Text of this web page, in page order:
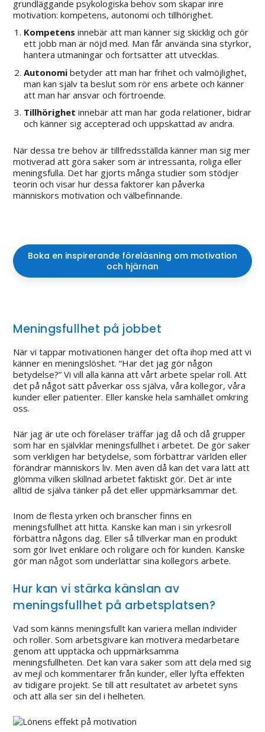
grundläggande psykologiska behov som skapar inre
motivation: kompetens, autonomi och tillhörighet.
Kompetens innebär att man känner sig skicklig och gör
ett jobb man är nöjd med. Man får använda sina styrkor,
hantera utmaningar och fortsätter att utvecklas.
Autonomibetyder att man har frihet och valmöjlighet,
man kan själv ta beslut som rör ens arbete och känner
att man har ansvar och förtroende.
Tillhörighet innebär att man har goda relationer, bidrar
och känner sig accepterad och uppskattad av andra.
När dessa tre behov är tillfredsställda känner man sig mer
motiverad att göra saker som är intressanta, roliga eller
meningsfulla. Det har gjorts många studier som stödjer
teorin och visar hur dessa faktorer kan påverka
människors motivation och välbefinnande.
Boka en inspirerande föreläsning om motivation
och hjärnan
Meningsfullhet på jobbet
När vi tappar motivationen hänger det ofta ihop med att vi
känner en meningslöshet. “Har det jag gör någon
betydelse?” Vi vill alla känna att vårt arbete spelar roll. Att
det på något sätt påverkar oss själva, våra kollegor, våra
kunder eller patienter. Eller kanske hela samhället omkring
oss.
När jag är ute och föreläser träffar jag då och då grupper
som har en självklar meningsfullhet i arbetet. De gör saker
som verkligen har betydelse, som förbättrar världen eller
förändrar människors liv. Men även då kan det vara lätt att
glömma vilken skillnad arbetet faktiskt gör. Det är inte
alltid de själva tänker på det eller uppmärksammar det.
Inom de flesta yrken och branscher finns en
meningsfullhet att hitta. Kanske kan man i sin yrkesroll
förbättra någons dag. Eller så tillverkar man en produkt
som gör livet enklare och roligare och för kunden. Kanske
gör man något som underlättar sina kollegors arbete.
Hur kan vi stärka känslan av
meningsfullhet på arbetsplatsen?
Vad som känns meningsfullt kan variera mellan individer
och roller. Som arbetsgivare kan motivera medarbetare
genom att upptäcka och uppmärksamma
meningsfullheten. Det kan vara saker som att dela med sig
av mejl och kommentarer från kunder, eller lyfta effekten
av tidigare projekt. Se till att resultatet av arbetet syns
och att alla ser sin del i helheten.